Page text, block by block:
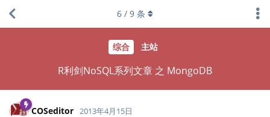
综合 主站
R利剑NoSQL系列文章 之 MongoDB
6 / 9 条
COSeditor 2013年4月15日